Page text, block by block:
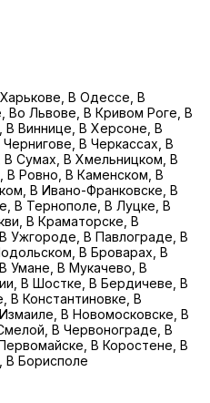
В Одессе, В
Во Львове, В Кривом Роге, В
В Виннице, В Херсоне, В
В Черкассах, В
Сумах, В Хмельницком, В
В Ровно, В Каменском, В
В Ивано-Франковске, В
В Тернополе, В Луцке, В
В Краматорске, В
Ужгороде, В Павлограде, В
В Броварах, В
Умане, В Мукачево, В
В Шостке, В Бердичеве, В
В Константиновке, В
В Новомосковске, В
В Червонограде, В
В Коростене, В
В Борисполе